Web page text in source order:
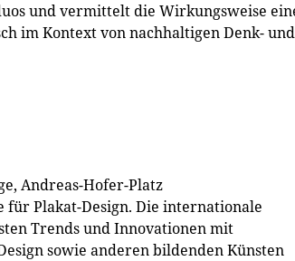
und vermittelt die Wirkungsweise
im Kontext von nachhaltigen Denk- und
Andreas-Hofer-Platz
für Plakat-Design. Die internationale
Trends und Innovationen mit
sowie anderen bildenden Künsten